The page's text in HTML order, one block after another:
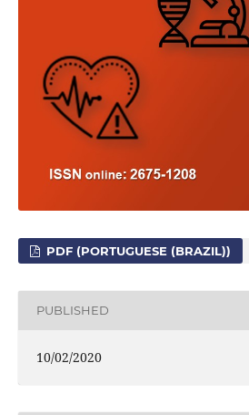
PDF (PORTUGUESE (BRAZIL))
PUBLISHED
10/02/2020